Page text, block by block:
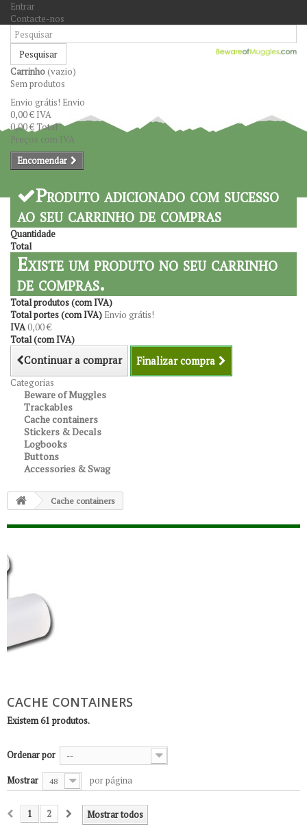
Entrar
Contacte-nos
Pesquisar
Carrinho(vazio)
Sem produtos
Envio grátis! Envio
0,00 € IVA
0,00 €Total
Preços com IVA
Encomendar
Produto adicionado com sucesso
ao seu carrinho de compras
Quantidade
Total
Existe um produto no seu carrinho
de compras.
Total produtos (com IVA)
Total portes (com IVA) Envio grátis!
IVA0,00 €
Total (com IVA)
Continuar a comprar Finalizar compra
Categorias
Beware of Muggles
Trackables
Cache containers
Stickers & Decals
Logbooks
Buttons
Accessories & Swag
Cache containers
CACHE CONTAINERS
Existem 61 produtos.
Ordenar por --
Mostrar 48 por página
Mostrar todos
1 2